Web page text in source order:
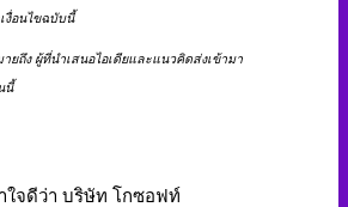
งื่อนไขฉบับนี้
ายถึง ผู้ที่นำเสนอไอเดียและแนวคิดส่งเข้ามา
นี้
ใจดีว่า บริษัท โกซอฟท์